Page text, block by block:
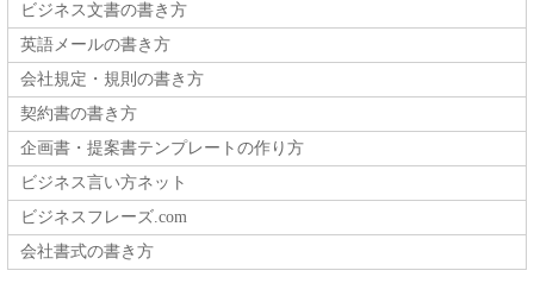
ビジネス文書の書き方
英語メールの書き方
会社規定・規則の書き方
契約書の書き方
企画書・提案書テンプレートの作り方
ビジネス言い方ネット
ビジネスフレーズ.com
会社書式の書き方